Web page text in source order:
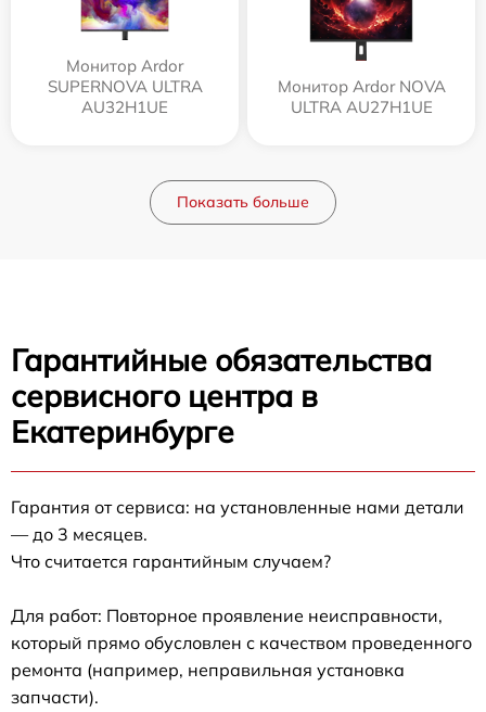
Монитор Ardor
SUPERNOVA ULTRA
AU32H1UE
Монитор Ardor NOVA
ULTRA AU27H1UE
Показать больше
Гарантийные обязательства
сервисного центра в
Екатеринбурге
Гарантия от сервиса: на установленные нами детали
— до 3 месяцев.
Что считается гарантийным случаем?
Для работ: Повторное проявление неисправности,
который прямо обусловлен с качеством проведенного
ремонта (например, неправильная установка
запчасти).